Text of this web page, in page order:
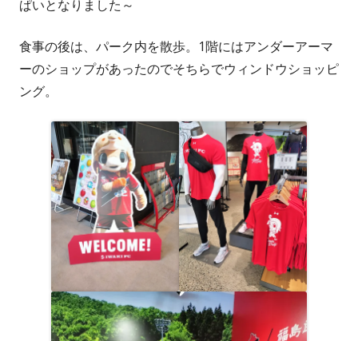
ぱいとなりました～
食事の後は、パーク内を散歩。1階にはアンダーアーマ
ーのショップがあったのでそちらでウィンドウショッピ
ング。